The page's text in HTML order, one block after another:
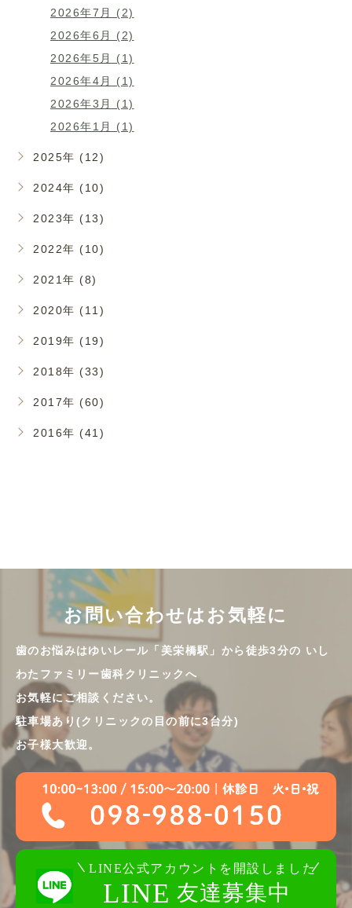
2026年7月 (2)
2026年6月 (2)
2026年5月 (1)
2026年4月 (1)
2026年3月 (1)
2026年1月 (1)
2025年 (12)
2024年 (10)
2023年 (13)
2022年 (10)
2021年 (8)
2020年 (11)
2019年 (19)
2018年 (33)
2017年 (60)
2016年 (41)
お問い合わせはお気軽に
歯のお悩みはゆいレール「美栄橋駅」から徒歩3分の いし
わたファミリー歯科クリニックへ
お気軽にご相談ください。
駐車場あり(クリニックの目の前に3台分)
お子様大歓迎。